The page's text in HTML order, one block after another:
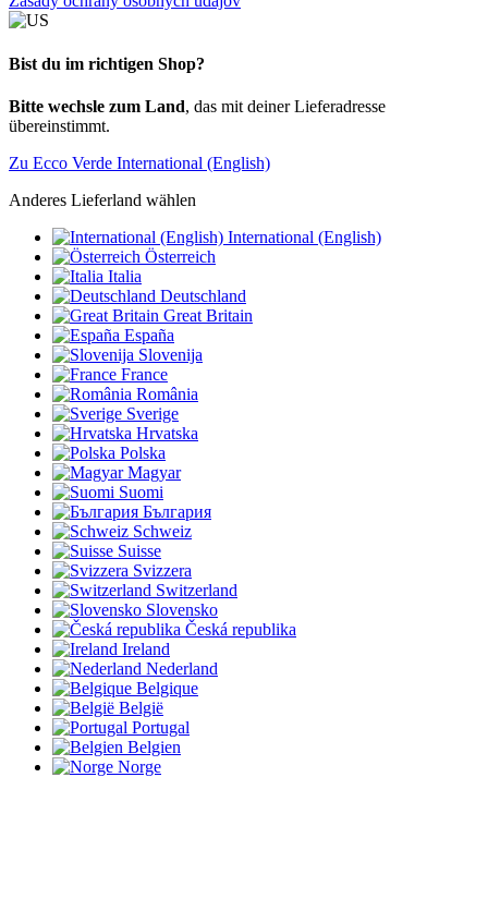
Bist du im richtigen Shop?
Bitte wechsle zum Land, das mit deiner Lieferadresse
übereinstimmt.
Zu Ecco Verde International (English)
Anderes Lieferland wählen
International (English)
Österreich
Italia
Deutschland
Great Britain
España
Slovenija
France
România
Sverige
Hrvatska
Polska
Magyar
Suomi
България
Schweiz
Suisse
Svizzera
Switzerland
Slovensko
Česká republika
Ireland
Nederland
Belgique
België
Portugal
Belgien
Norge